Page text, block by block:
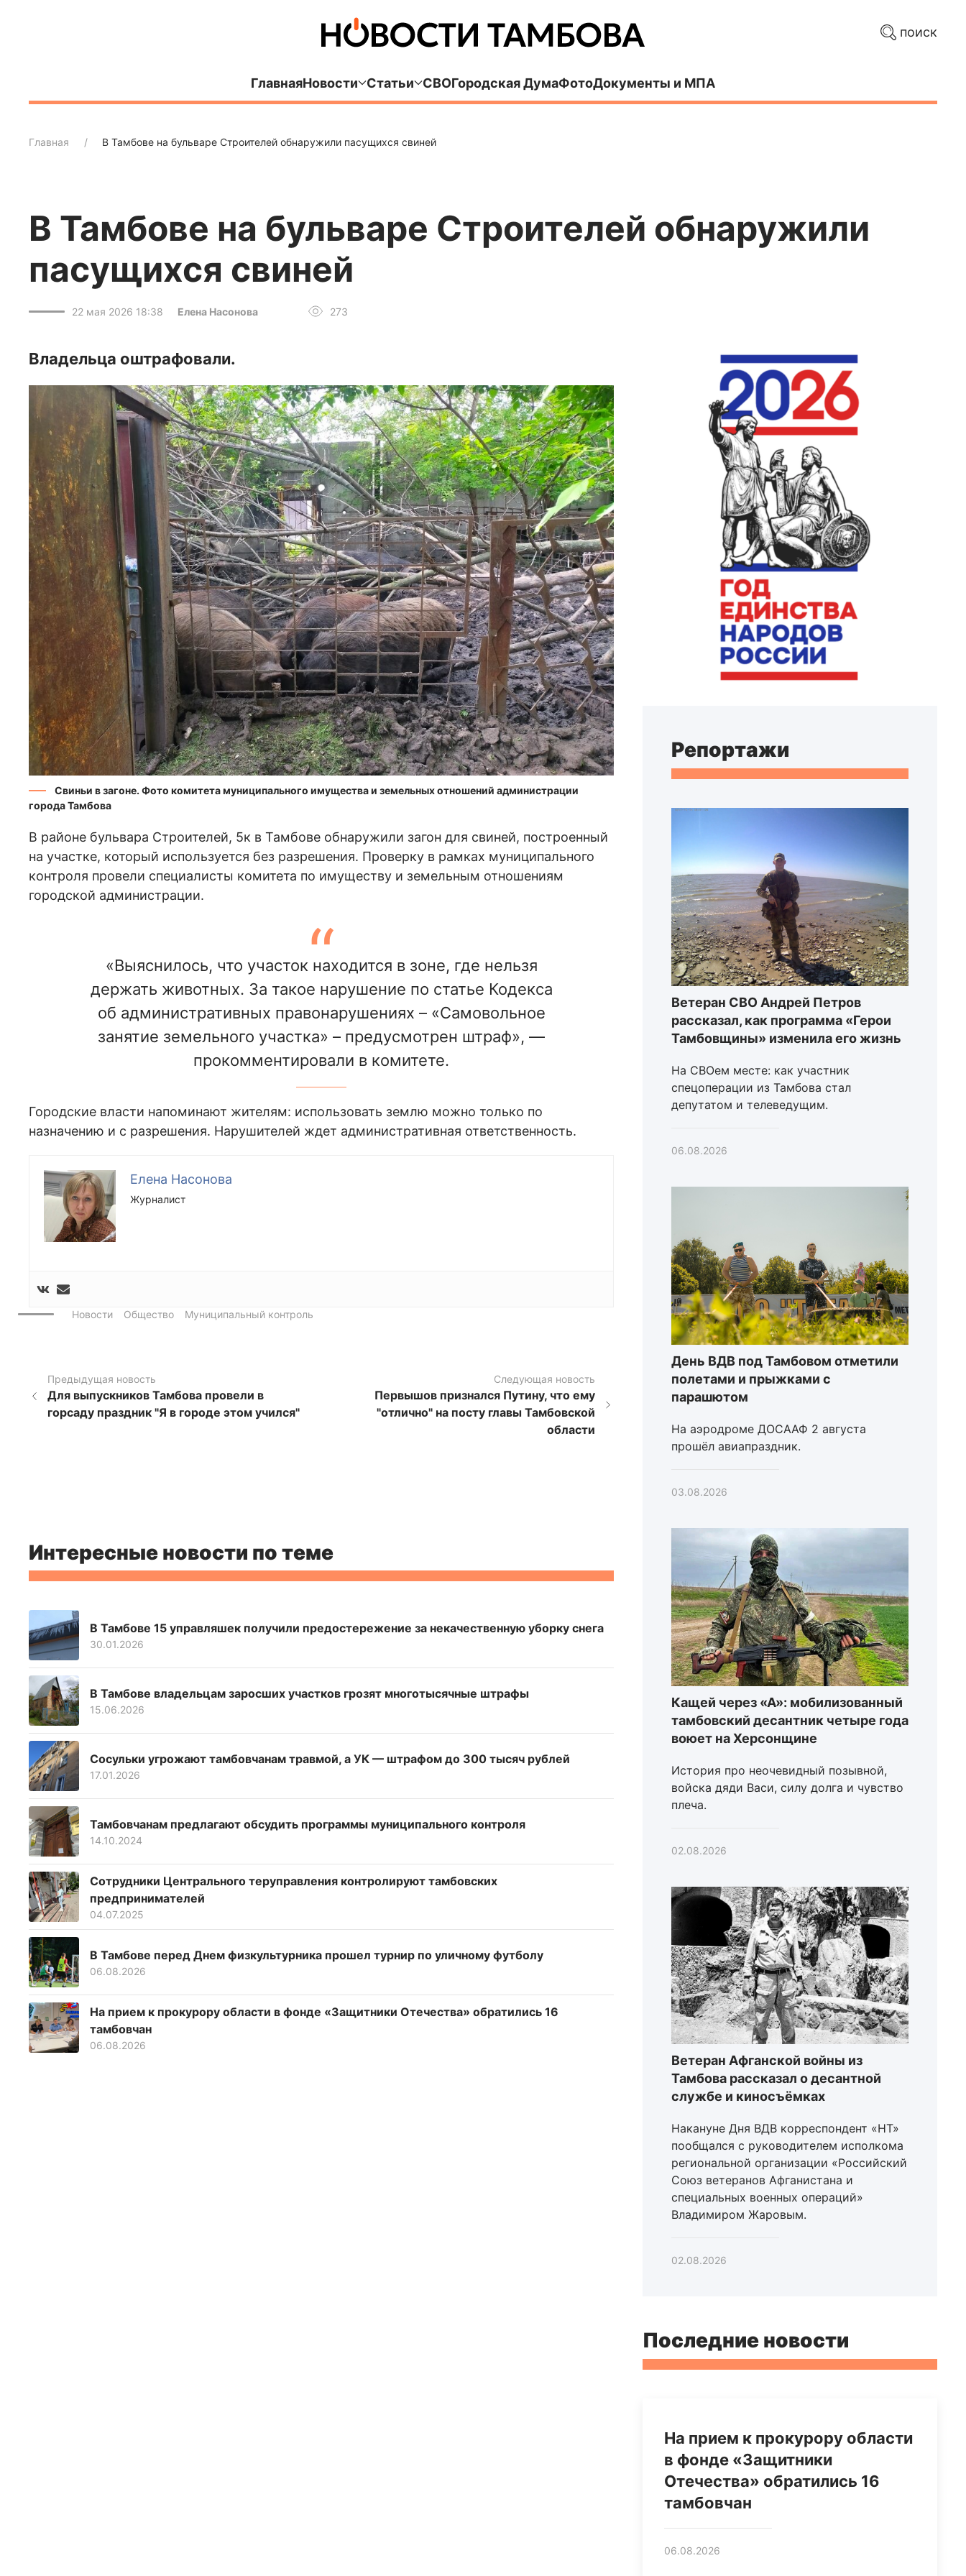
поиск
ГлавнаяНовости Статьи СВОГородская ДумаФотоДокументы и МПА
Главная В Тамбове на бульваре Строителей обнаружили пасущихся свиней
В Тамбове на бульваре Строителей обнаружили
пасущихся свиней
22 мая 2026 18:38 Елена Насонова 273
Владельца оштрафовали.
Свиньи в загоне. Фото комитета муниципального имущества и земельных отношений администрации
города Тамбова
В районе бульвара Строителей, 5к в Тамбове обнаружили загон для свиней, построенный
на участке, который используется без разрешения. Проверку в рамках муниципального
контроля провели специалисты комитета по имуществу и земельным отношениям
городской администрации.
«Выяснилось, что участок находится в зоне, где нельзя
держать животных. За такое нарушение по статье Кодекса
об административных правонарушениях – «Самовольное
занятие земельного участка» – предусмотрен штраф», —
прокомментировали в комитете.
Городские власти напоминают жителям: использовать землю можно только по
назначению и с разрешения. Нарушителей ждет административная ответственность.
Елена Насонова
Журналист
Новости Общество Муниципальный контроль
Предыдущая новость
Для выпускников Тамбова провели в
горсаду праздник "Я в городе этом учился"
Следующая новость
Первышов признался Путину, что ему
"отлично" на посту главы Тамбовской
области
Интересные новости по теме
В Тамбове 15 управляшек получили предостережение за некачественную уборку снега
30.01.2026
В Тамбове владельцам заросших участков грозят многотысячные штрафы
15.06.2026
Сосульки угрожают тамбовчанам травмой, а УК — штрафом до 300 тысяч рублей
17.01.2026
Тамбовчанам предлагают обсудить программы муниципального контроля
14.10.2024
Сотрудники Центрального теруправления контролируют тамбовских
предпринимателей
04.07.2025
В Тамбове перед Днем физкультурника прошел турнир по уличному футболу
06.08.2026
На прием к прокурору области в фонде «Защитники Отечества» обратились 16
тамбовчан
06.08.2026
Репортажи
Ветеран СВО Андрей Петров
рассказал, как программа «Герои
Тамбовщины» изменила его жизнь
На СВОем месте: как участник
спецоперации из Тамбова стал
депутатом и телеведущим.
06.08.2026
День ВДВ под Тамбовом отметили
полетами и прыжками с
парашютом
На аэродроме ДОСААФ 2 августа
прошёл авиапраздник.
03.08.2026
Кащей через «А»: мобилизованный
тамбовский десантник четыре года
воюет на Херсонщине
История про неочевидный позывной,
войска дяди Васи, силу долга и чувство
плеча.
02.08.2026
Ветеран Афганской войны из
Тамбова рассказал о десантной
службе и киносъёмках
Накануне Дня ВДВ корреспондент «НТ»
пообщался с руководителем исполкома
региональной организации «Российский
Союз ветеранов Афганистана и
специальных военных операций»
Владимиром Жаровым.
02.08.2026
Последние новости
На прием к прокурору области
в фонде «Защитники
Отечества» обратились 16
тамбовчан
06.08.2026